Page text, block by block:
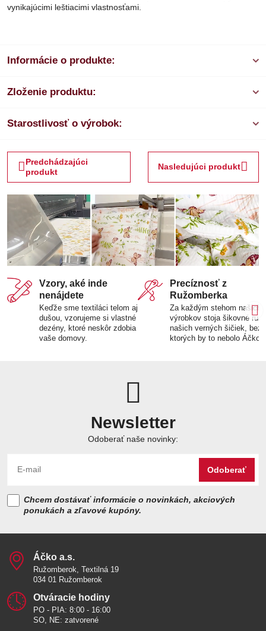
vynikajúcimi leštiacimi vlastnosťami.
Informácie o produkte:
Zloženie produktu:
Starostlivosť o výrobok:
Predchádzajúci
produkt
Nasledujúci produkt
Vzory, aké inde
nenájdete
Keďže sme textiláci telom aj
dušou, vzorujeme si vlastné
dezény, ktoré neskôr zdobia
vaše domovy.
Precíznosť z
Ružomberka
Za každým stehom našich
výrobkov stoja šikovné ruky
našich verných šičiek, bez
ktorých by to nebolo Áčko.
Newsletter
Odoberať naše novinky:
Odoberať
Chcem dostávať informácie o novinkách, akciových
ponukách a zľavové kupóny.
Áčko a​.s​.
Ružomberok, Textilná 19
034 01 Ružomberok
Otváracie hodiny
PO - PIA: 8:00 - 16:00
SO, NE: zatvorené